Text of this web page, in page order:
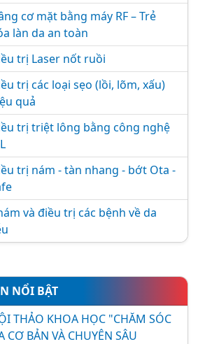
cơ mặt bằng máy RF – Trẻ
làn da an toàn
trị Laser nốt ruồi
trị các loại sẹo (lồi, lõm, xấu)
quả
trị triệt lông bằng công nghệ
trị nám - tàn nhang - bớt Ota -
và điều trị các bệnh về da
NỔI BẬT
THẢO KHOA HỌC "CHĂM SÓC
CƠ BẢN VÀ CHUYÊN SÂU